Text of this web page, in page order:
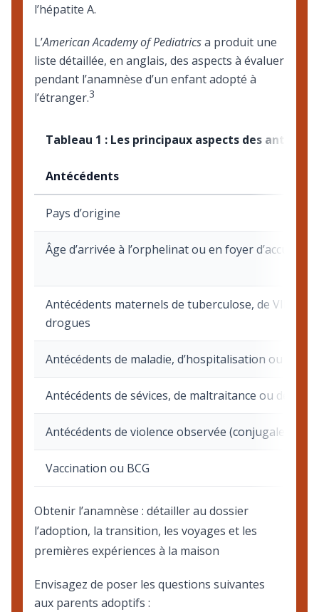
l’hépatite A.
L’American Academy of Pediatricsa produit une
liste détaillée, en anglais, des aspects à évaluer
pendant l’anamnèse d’un enfant adopté à
l’étranger.3
Antécédents
Tableau 1 : Les principaux aspects des
Pays d’origine
Âge d’arrivée à l’orphelinat ou en foyer d’accueil
Antécédents maternels de tuberculose, de VIH, de
drogues
Antécédents de maladie, d’hospitalisation ou
Antécédents de sévices, de maltraitance ou de
Antécédents de violence observée (conjugale ou
Vaccination ou BCG
Obtenir l’anamnèse : détailler au dossier
l’adoption, la transition, les voyages et les
premières expériences à la maison
Envisagez de poser les questions suivantes
aux parents adoptifs :